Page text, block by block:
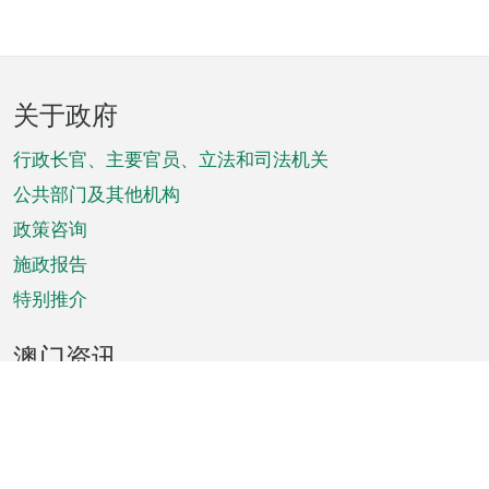
页
脚
菜
单
关于政府
行政长官、主要官员、立法和司法机关
公共部门及其他机构
政策咨询
施政报告
特别推介
澳门资讯